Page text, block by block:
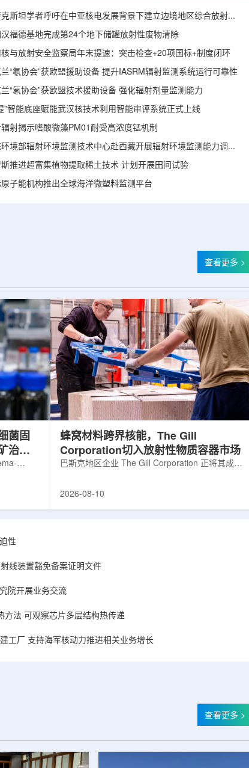
哈萨克斯坦学者呼吁在中亚核电发展背景下建立边境地区综合放射生态监测体系
福德基地完成第24个地下储罐放射性废物清除
与放射安全监察局年末提速：突击检查+20项国标+制度闭环
“氡协会”获欧盟援助设备 提升IASRM辐射监测系统运行可靠性
“氡协会”获欧盟技术援助设备 强化辐射剂量监测能力
”智能底座赋能武汉核技术利用智能审评系统正式上线
辐射揭示嗜酸微藻PM01耐受高浓度锰机制
生态环境部辐射环境监测技术中心赴西藏开展辐射环境监测能力调研帮扶
推进超富集植物提取稀土技术 计划开展田间试验
原子能机构推出全球海洋微塑料监测平台
查看更多 >
菌固
治理
早已停
国亥姆
达大学
水样开
130...
蜂窝材料跨界核能，The Gill
Corporation切入放射性物质容器市场
巴斯克地区企业 The Gill Corporation 正将其成熟
去更多用于航空、交通或工业复合材料场景;如今
考虑机械强度、抗震动和耐冲击，还要满足长期
可靠性、可追溯性以及严格的行业...
2026-08-10
性
线装置豁免备案证明文件
院开展业务交流
方法 可观察芯片多层结构热传递
工厂 支持海军核动力推进相关业务增长
查看更多 >